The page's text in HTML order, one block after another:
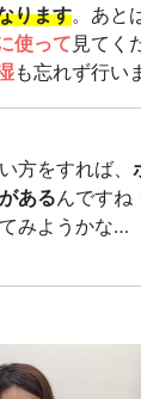
ります。あと
使って 見てく
も忘れず行い
方をすれば、
あるんですね
みようかな…